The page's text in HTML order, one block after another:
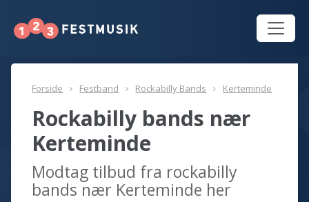
Forside Festband Rockabilly Bands Kerteminde
Rockabilly bands nær
Kerteminde
Modtag tilbud fra rockabilly
bands nær Kerteminde her